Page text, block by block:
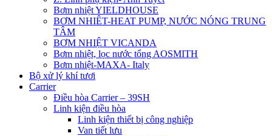
Bơm nhiệt YIELDHOUSE
BƠM NHIÊT-HEAT PUMP, NƯỚC NÓNG TRUNG
TÂM
BƠM NHIỆT VICANDA
Bơm nhiệt, lọc nước tổng AOSMITH
Bơm nhiệt-MAXA- Italy
Bộ xử lý khí tươi
Carrier
Điều hòa Carrier – 39SH
Linh kiện điều hòa
Linh kiện thiết bị công nghiệp
Van tiết lưu